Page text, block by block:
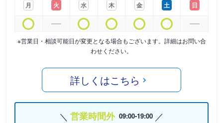
月
火
水
木
金
土
日
※営業日・相談可能日が変更となる場合もございます。詳細はお問い合
わせください。
詳しくはこちら
営業時間外 09:00-19:00